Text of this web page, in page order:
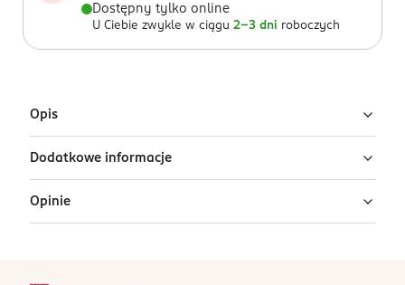
Dostępny tylko online
U Ciebie zwykle w ciągu 2-3 dni roboczych
Opis
Profesjonalna szczotka do włosów Manta,
bordowa
Dodatkowe informacje
PRZYGOTOWANIE I STOSOWANIE
Przed użyciem wygnij szczotkę w dłoniach, im dłużej
Opinie